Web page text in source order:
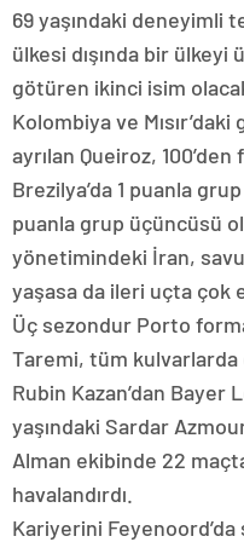
69 yaşındaki deneyimli
ülkesi dışında bir ülkeyi
götüren ikinci isim
Kolombiya ve Mısır’daki
ayrılan Queiroz, 100’den
Brezilya’da 1 puanla
puanla grup üçüncüsü
yönetimindeki İran,
yaşasa da ileri uçta çok
Üç sezondur Porto
Taremi, tüm kulvarlarda
Rubin Kazan’dan Bayer
yaşındaki Sardar
Alman ekibinde 22
havalandırdı.
Kariyerini